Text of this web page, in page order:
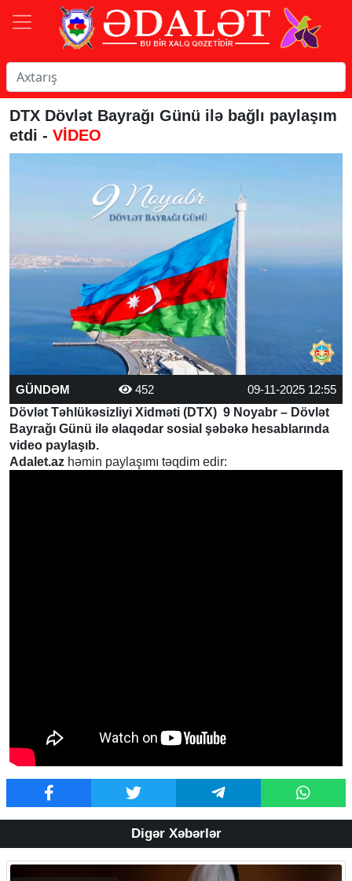
DTX Dövlət Bayrağı Günü ilə bağlı paylaşım
etdi - VİDEO
GÜNDƏM 452
09-11-2025 12:55
Dövlət Təhlükəsizliyi Xidməti (DTX) 9 Noyabr – Dövlət
Bayrağı Günü ilə əlaqədar sosial şəbəkə hesablarında
video paylaşıb.
Adalet.az həmin paylaşımı təqdim edir:
Digər Xəbərlər